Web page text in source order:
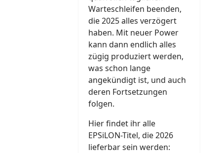
Warteschleifen beenden,
die 2025 alles verzögert
haben. Mit neuer Power
kann dann endlich alles
zügig produziert werden,
was schon lange
angekündigt ist, und auch
deren Fortsetzungen
folgen.
Hier findet ihr alle
EPSiLON-Titel, die 2026
lieferbar sein werden: